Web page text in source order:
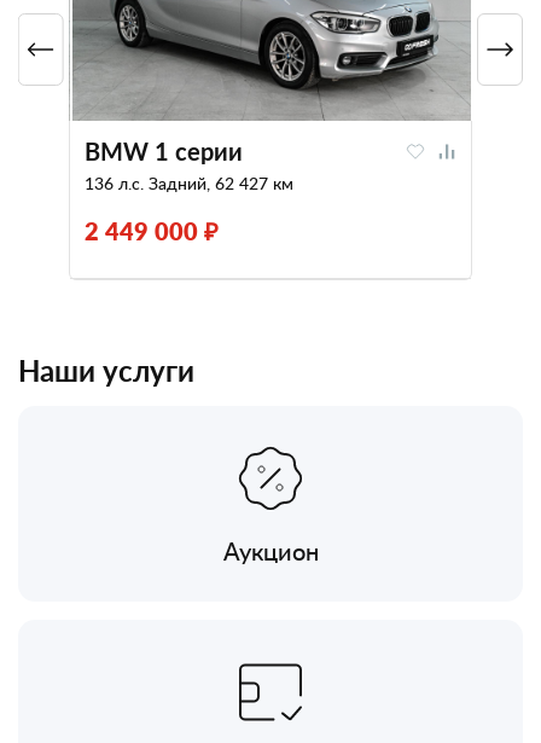
BMW 1 серии
136 л.с. Задний, 62 427 км
2 449 000 ₽
Наши услуги
Аукцион